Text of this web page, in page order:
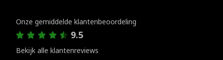
Onze gemiddelde klantenbeoordeling
9.5
Bekijk alle klantenreviews